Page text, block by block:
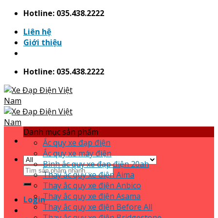
Skip
content
Hotline: 035.438.2222
Liên hệ
Giới thiệu
Hotline: 035.438.2222
Search
for:
Login
Danh mục sản phẩm
Ắc quy xe đạp điện
Ắc quy xe máy điện
Bình ắc quy xe đạp điện 20ah
Thay ắc quy xe điện Aima
Thay ắc quy xe điện Anbico
Thay ắc quy xe điện Asama
Thay ắc quy xe điện Before All